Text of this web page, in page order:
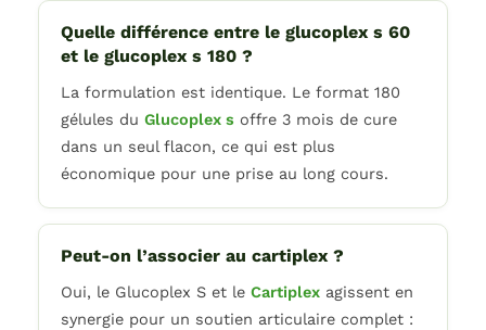
Quelle différence entre le glucoplex s 60
et le glucoplex s 180 ?
La formulation est identique. Le format 180
gélules du Glucoplex s offre 3 mois de cure
dans un seul flacon, ce qui est plus
économique pour une prise au long cours.
Peut-on l’associer au cartiplex ?
Oui, le Glucoplex S et le Cartiplex agissent en
synergie pour un soutien articulaire complet :